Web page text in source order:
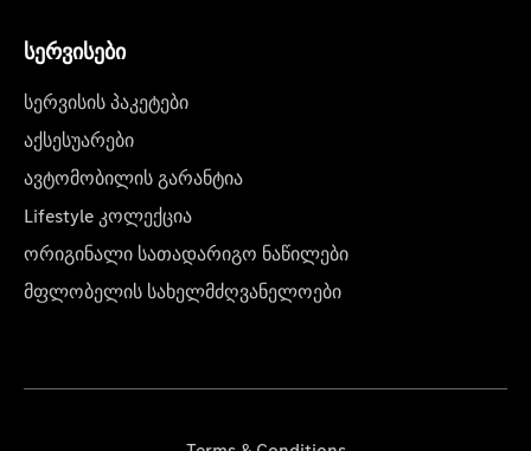
სერვისები
სერვისის პაკეტები
აქსესუარები
ავტომობილის გარანტია
Lifestyle კოლექცია
ორიგინალი სათადარიგო ნაწილები
მფლობელის სახელმძღვანელოები